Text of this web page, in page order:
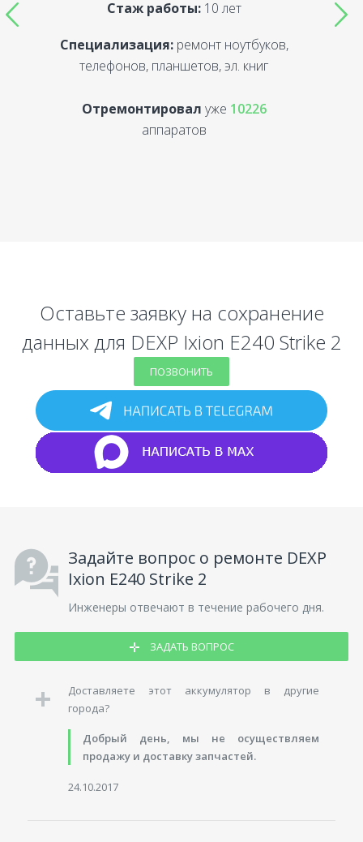
Стаж работы:10 лет
Специализация:ремонт ноутбуков,
телефонов, планшетов, эл. книг
Отремонтировал уже 10226
аппаратов
Оставьте заявку на сохранение
данных для DEXP Ixion E240 Strike 2
ПОЗВОНИТЬ
Задайте вопрос о ремонте DEXP
Ixion E240 Strike 2
Инженеры отвечают в течение рабочего дня.
ЗАДАТЬ ВОПРОС
Доставляете этот аккумулятор в другие
города?
Добрый день, мы не осуществляем
продажу и доставку запчастей.
24.10.2017